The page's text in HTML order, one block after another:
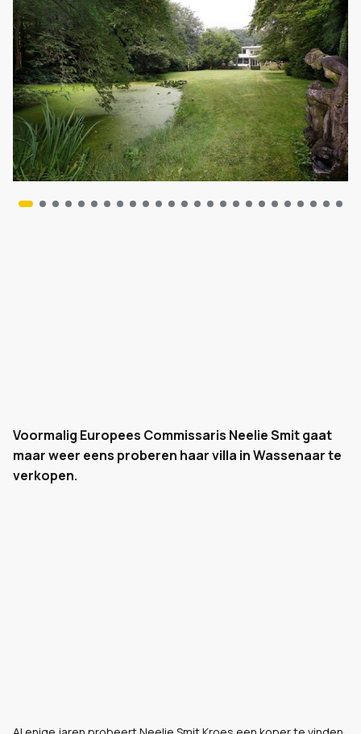
Voormalig Europees Commissaris Neelie Smit gaat
maar weer eens proberen haar villa in Wassenaar te
verkopen.